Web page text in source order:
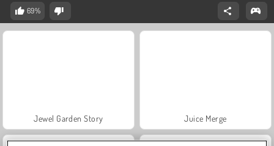
69%
Jewel Garden Story Juice Merge